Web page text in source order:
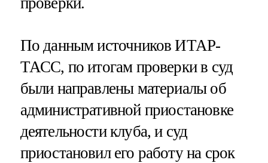
По данным источников ИТАР-
ТАСС, по итогам проверки в суд
были направлены материалы об
административной приостановке
деятельности клуба, и суд
приостановил его работу на срок